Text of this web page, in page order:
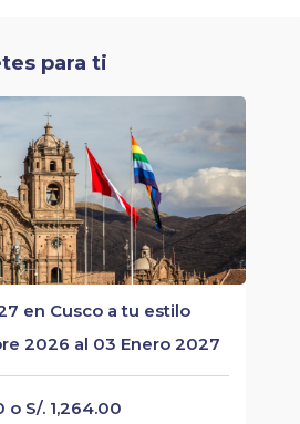
para ti
en Cusco a tu estilo
2026 al 03 Enero 2027
o S/. 1,264.00